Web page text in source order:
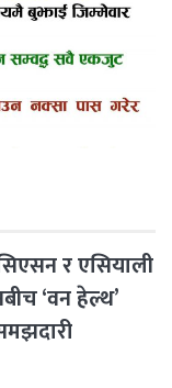
र एसियाली
‘वन हेल्थ’